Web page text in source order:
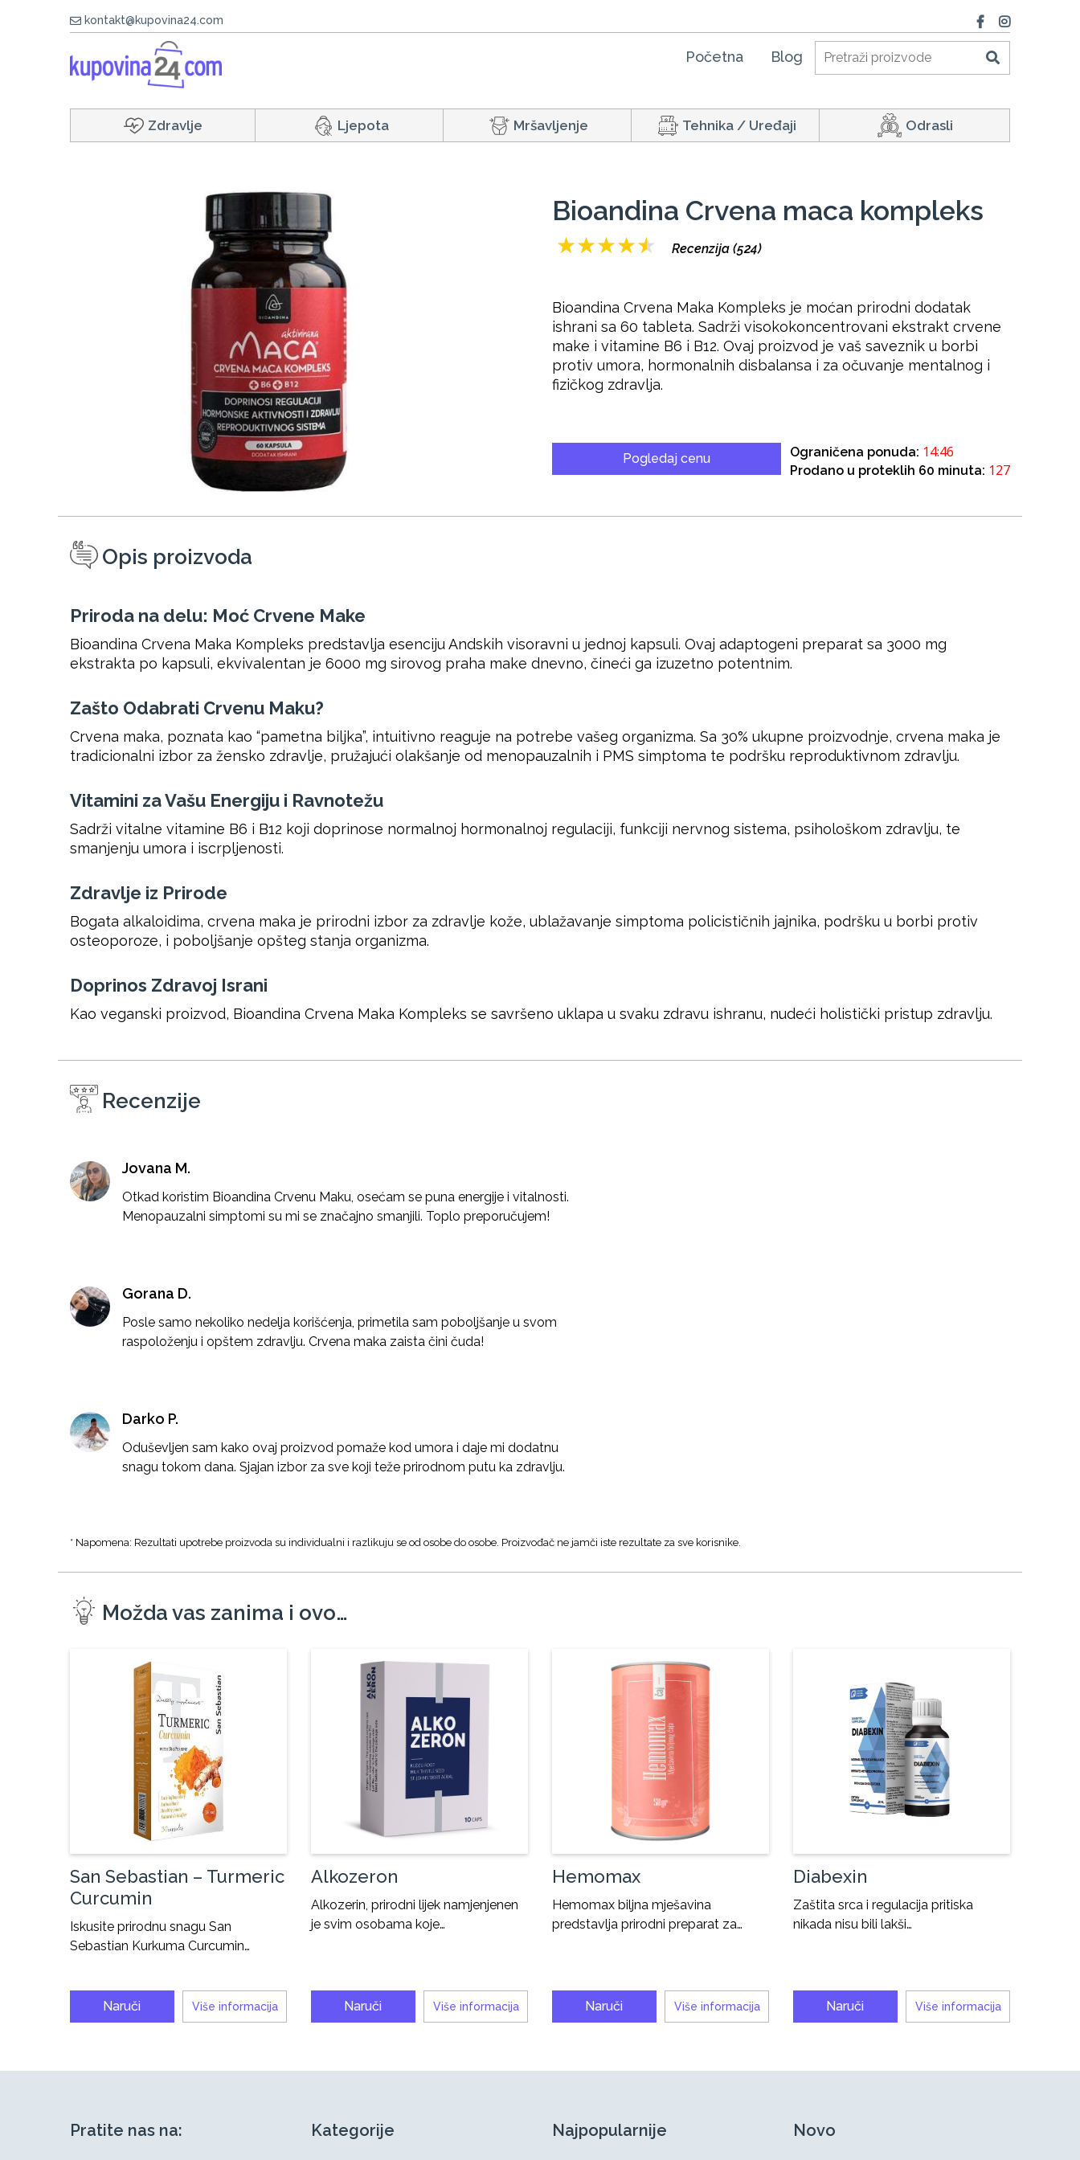
kontakt@kupovina24.com
Početna Blog
Zdravlje Ljepota Mršavljenje Tehnika / Uređaji Odrasli
Bioandina Crvena maca kompleks
★★★★★ Recenzija (524)
Bioandina Crvena Maka Kompleks je moćan prirodni dodatak
ishrani sa 60 tableta. Sadrži visokokoncentrovani ekstrakt crvene
make i vitamine B6 i B12. Ovaj proizvod je vaš saveznik u borbi
protiv umora, hormonalnih disbalansa i za očuvanje mentalnog i
fizičkog zdravlja.
Pogledaj cenu Ograničena ponuda: 14:46
Prodano u proteklih 60 minuta: 127
Opis proizvoda
Priroda na delu: Moć Crvene Make
Bioandina Crvena Maka Kompleks predstavlja esenciju Andskih visoravni u jednoj kapsuli. Ovaj adaptogeni preparat sa 3000 mg
ekstrakta po kapsuli, ekvivalentan je 6000 mg sirovog praha make dnevno, čineći ga izuzetno potentnim.
Zašto Odabrati Crvenu Maku?
Crvena maka, poznata kao “pametna biljka”, intuitivno reaguje na potrebe vašeg organizma. Sa 30% ukupne proizvodnje, crvena maka je
tradicionalni izbor za žensko zdravlje, pružajući olakšanje od menopauzalnih i PMS simptoma te podršku reproduktivnom zdravlju.
Vitamini za Vašu Energiju i Ravnotežu
Sadrži vitalne vitamine B6 i B12 koji doprinose normalnoj hormonalnoj regulaciji, funkciji nervnog sistema, psihološkom zdravlju, te
smanjenju umora i iscrpljenosti.
Zdravlje iz Prirode
Bogata alkaloidima, crvena maka je prirodni izbor za zdravlje kože, ublažavanje simptoma policističnih jajnika, podršku u borbi protiv
osteoporoze, i poboljšanje opšteg stanja organizma.
Doprinos Zdravoj Israni
Kao veganski proizvod, Bioandina Crvena Maka Kompleks se savršeno uklapa u svaku zdravu ishranu, nudeći holistički pristup zdravlju.
Recenzije
Jovana M.
Otkad koristim Bioandina Crvenu Maku, osećam se puna energije i vitalnosti.
Menopauzalni simptomi su mi se značajno smanjili. Toplo preporučujem!
Gorana D.
Posle samo nekoliko nedelja korišćenja, primetila sam poboljšanje u svom
raspoloženju i opštem zdravlju. Crvena maka zaista čini čuda!
Darko P.
Oduševljen sam kako ovaj proizvod pomaže kod umora i daje mi dodatnu
snagu tokom dana. Sjajan izbor za sve koji teže prirodnom putu ka zdravlju.
* Napomena: Rezultati upotrebe proizvoda su individualni i razlikuju se od osobe do osobe. Proizvođač ne jamči iste rezultate za sve korisnike.
Možda vas zanima i ovo…
San Sebastian – Turmeric
Curcumin
Iskusite prirodnu snagu San
Sebastian Kurkuma Curcumin…
Naruči Više informacija
Alkozeron
Alkozerin, prirodni lijek namjenjenen
je svim osobama koje…
Naruči Više informacija
Hemomax
Hemomax biljna mješavina
predstavlja prirodni preparat za…
Naruči Više informacija
Diabexin
Zaštita srca i regulacija pritiska
nikada nisu bili lakši…
Naruči Više informacija
Pratite nas na: Kategorije Najpopularnije Novo